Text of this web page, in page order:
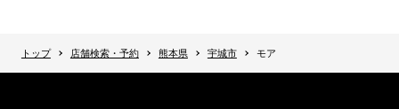
トップ 店舗検索・予約 熊本県 宇城市 モア